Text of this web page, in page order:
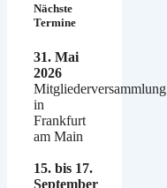
Nächste
Termine
31. Mai
2026
Mitgliederversammlung
in
Frankfurt
am Main
15. bis 17.
September